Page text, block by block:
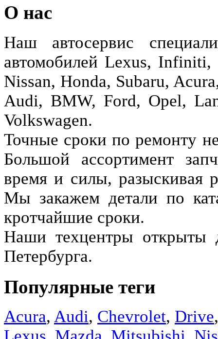
О нас
Наш автосервис
автомобилей Lexus,
Nissan, Honda, Subaru,
Audi, BMW, Ford, Opel,
Volkswagen.
Точные сроки по ремонту
Большой ассортимент
время и силы, разыскивая
Мы закажем детали по
кротчайшие сроки.
Наши техцентры открыты
Петербурга.
Популярные теги
Acura, Audi, Chevrolet, Drive